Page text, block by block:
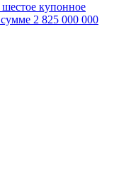
купонное
2 825 000 000